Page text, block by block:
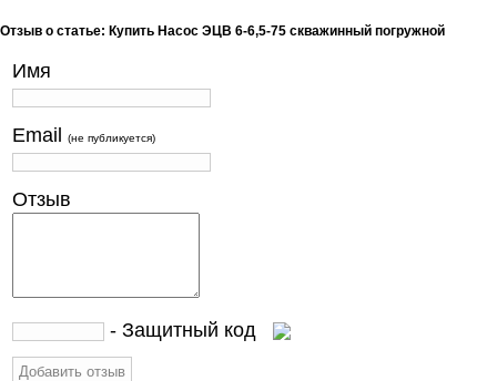
Отзыв о статье: Купить Насос ЭЦВ 6-6,5-75 скважинный погружной
Имя
Email (не публикуется)
Отзыв
- Защитный код